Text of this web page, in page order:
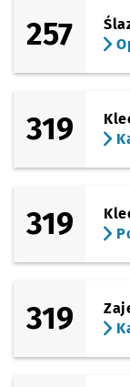
257
319
319
319